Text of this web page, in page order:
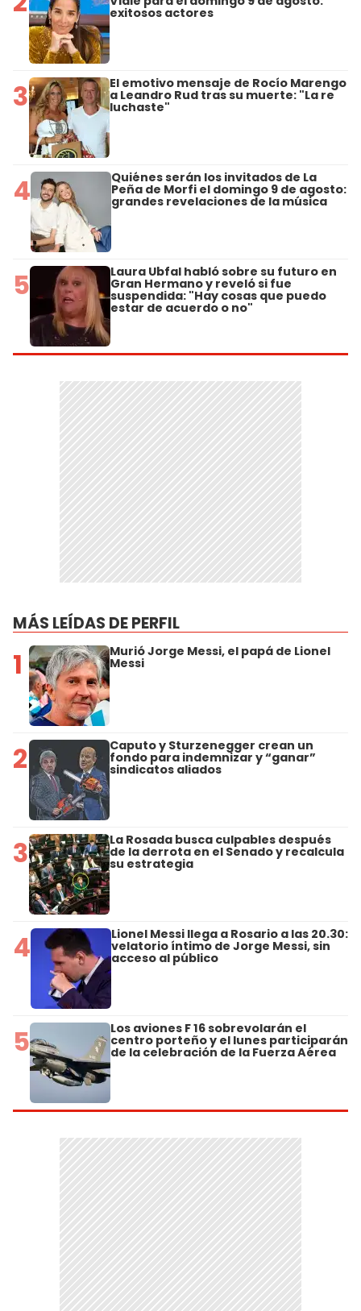
exitosos actores
3 El emotivo mensaje de Rocío Marengo
a Leandro Rud tras su muerte: "La re
luchaste"
4 Quiénes serán los invitados de La
Peña de Morfi el domingo 9 de agosto:
grandes revelaciones de la música
5 Laura Ubfal habló sobre su futuro en
Gran Hermano y reveló si fue
suspendida: "Hay cosas que puedo
estar de acuerdo o no"
MÁS LEÍDAS DE PERFIL
1 Murió Jorge Messi, el papá de Lionel
Messi
2 Caputo y Sturzenegger crean un
fondo para indemnizar y “ganar”
sindicatos aliados
3 La Rosada busca culpables después
de la derrota en el Senado y recalcula
su estrategia
4 Lionel Messi llega a Rosario a las 20.30:
velatorio íntimo de Jorge Messi, sin
acceso al público
5 Los aviones F 16 sobrevolarán el
centro porteño y el lunes participarán
de la celebración de la Fuerza Aérea